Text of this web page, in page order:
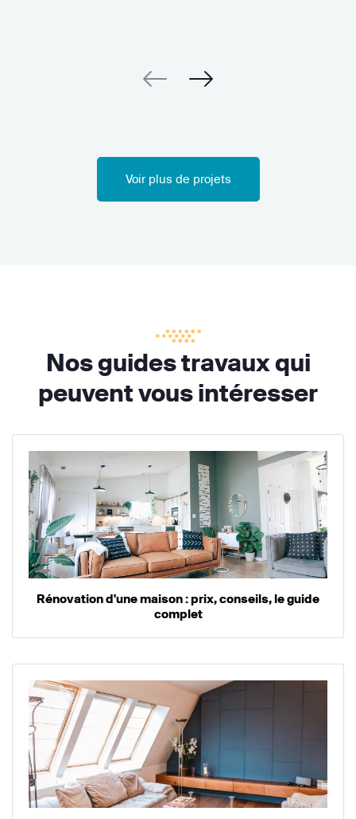
Voir plus de projets
Nos guides travaux qui
peuvent vous intéresser
Rénovation d'une maison : prix, conseils, le guide
complet